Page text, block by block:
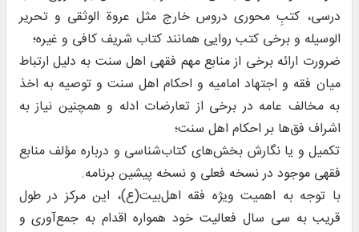
درسی، کتبِ محوری دروس خارج مثل عروة ‌الوثقی و تحریر
‌الوسیله و برخی کتب روایی همانند کتاب شریف کافی و غیره؛
ضرورت ارائه برخی از منابع مهم فقهی اهل سنت به دلیل ارتباط
میان فقه و اجتهاد امامیه و احکام اهل سنت و توصیه به اخذ
به مخالف عامه در برخی از تعارضات ادله و همچنین نیاز به
اشراف فق‌ها بر احکام اهل سنت؛
تکمیل و یا نگارش بخش‌های کتاب‌شناسی و درباره مؤلف منابع
فقهی موجود در نسخه فعلی و نسخه پیشین برنامه.
با توجه به اهمیت ویژه فقه اهل‌بیت(ع)، این مرکز در طول
قریب به سی سال فعالیت خود همواره اقدام به جمع‌آورى و